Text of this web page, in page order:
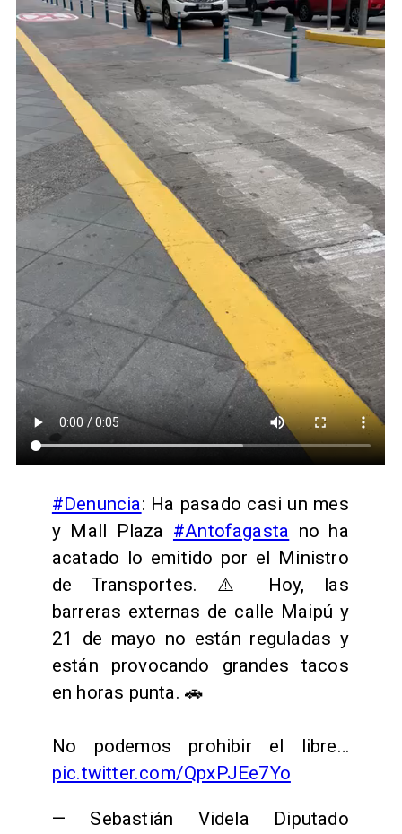
#Denuncia: Ha pasado casi un mes
y Mall Plaza #Antofagasta no ha
acatado lo emitido por el Ministro
de Transportes. ⚠️ Hoy, las
barreras externas de calle Maipú y
21 de mayo no están reguladas y
están provocando grandes tacos
en horas punta. 🚗
No podemos prohibir el libre…
pic.twitter.com/QpxPJEe7Yo
— Sebastián Videla Diputado